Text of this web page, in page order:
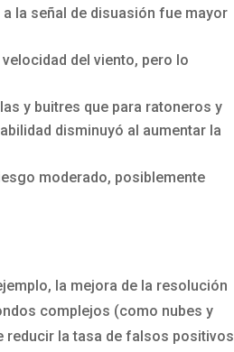
la señal de disuasión fue mayor
del viento, pero lo
y buitres que para ratoneros y
disminuyó al aumentar la
moderado, posiblemente
la mejora de la resolución
complejos (como nubes y
reducir la tasa de falsos positivos